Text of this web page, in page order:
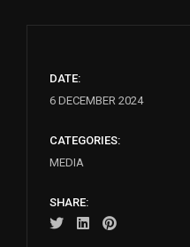
DATE:
6 DECEMBER 2024
CATEGORIES:
MEDIA
SHARE: